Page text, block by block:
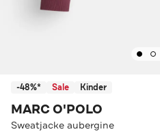
-48%* Sale Kinder
MARC O'POLO
Sweatjacke aubergine